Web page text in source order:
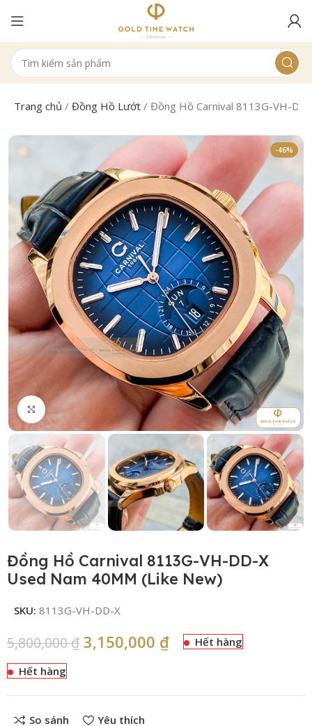
Trang chủ /Đồng Hồ Lướt /Đồng Hồ Carnival 8113G-VH-
-46%
Click to enlarge
Đồng Hồ Carnival 8113G-VH-DD-X
Used Nam 40MM (Like New)
SKU:8113G-VH-DD-X
5,800,000₫ 3,150,000 ₫ Hết hàng
Hết hàng
So sánh Yêu thích